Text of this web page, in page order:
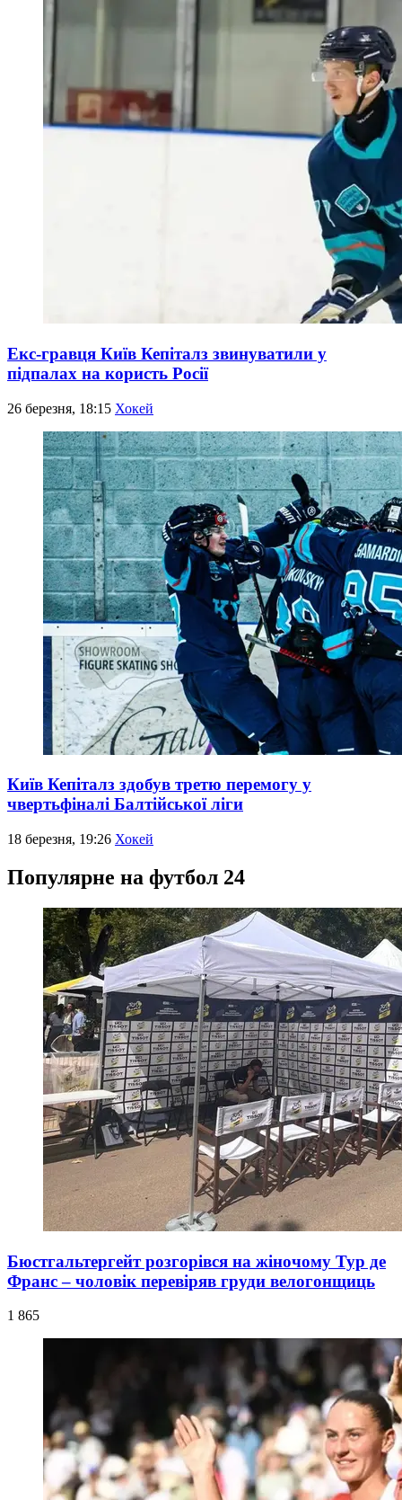
Екс-гравця Київ Кепіталз звинуватили у
підпалах на користь Росії
26 березня, 18:15 Хокей
Київ Кепіталз здобув третю перемогу у
чвертьфіналі Балтійської ліги
18 березня, 19:26 Хокей
Популярне на футбол 24
Бюстгальтергейт розгорівся на жіночому Тур де
Франс – чоловік перевіряв груди велогонщиць
1 865